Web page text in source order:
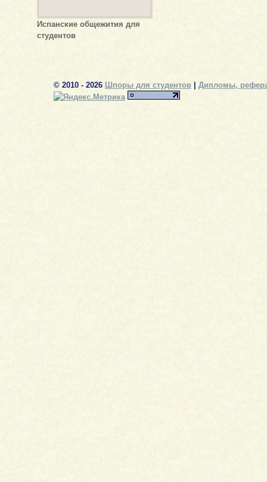
Испанские общежития для
студентов
© 2010 - 2026 Шпоры для студентов Дипломы,